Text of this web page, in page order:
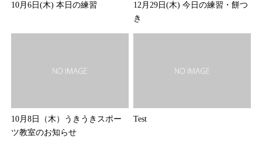
10月6日(木) 本日の練習
12月29日(木) 今日の練習・餅つ
き
10月8日（木）うきうきスポー
ツ教室のお知らせ
Test